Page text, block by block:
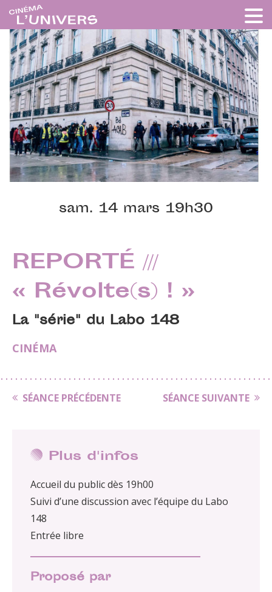
sam. 14 mars 19h30
REPORTÉ ///
« Révolte(s) ! »
La "série" du Labo 148
CINÉMA
SÉANCE PRÉCÉDENTE SÉANCE SUIVANTE
Plus d'infos
Accueil du public dès 19h00
Suivi d’une discussion avec l’équipe du Labo
148
Entrée libre
Proposé par